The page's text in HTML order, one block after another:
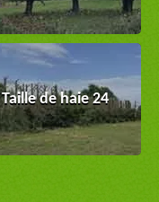
Taille de haie 24